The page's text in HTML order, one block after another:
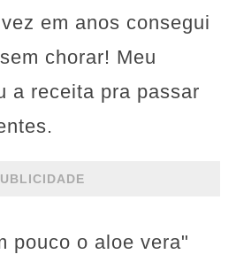
em anos consegui
chorar! Meu
a receita pra passar
pouco o aloe vera"